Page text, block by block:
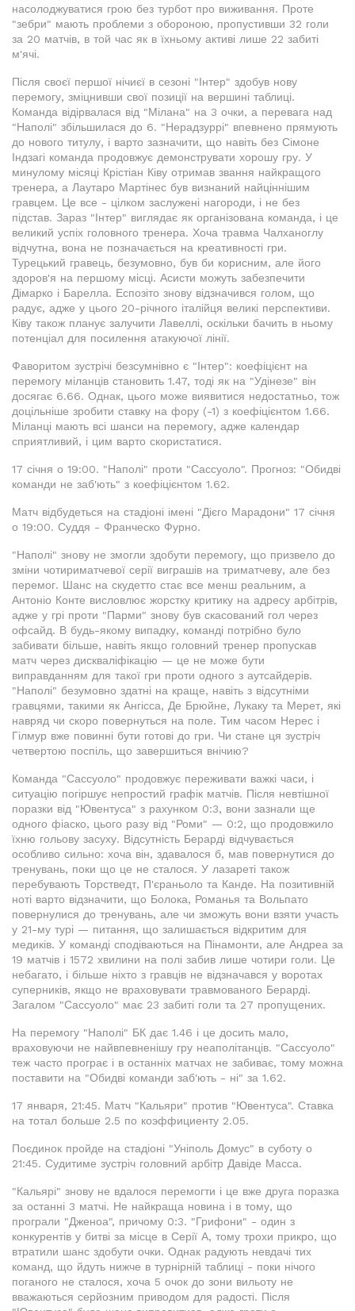
насолоджуватися грою без турбот про виживання. Проте
"зебри" мають проблеми з обороною, пропустивши 32 голи
за 20 матчів, в той час як в їхньому активі лише 22 забиті
м'ячі.
Після своєї першої нічиєї в сезоні "Інтер" здобув нову
перемогу, зміцнивши свої позиції на вершині таблиці.
Команда відірвалася від "Мілана" на 3 очки, а перевага над
"Наполі" збільшилася до 6. "Нерадзуррі" впевнено прямують
до нового титулу, і варто зазначити, що навіть без Сімоне
Індзагі команда продовжує демонструвати хорошу гру. У
минулому місяці Крістіан Ківу отримав звання найкращого
тренера, а Лаутаро Мартінес був визнаний найціннішим
гравцем. Це все - цілком заслужені нагороди, і не без
підстав. Зараз "Інтер" виглядає як організована команда, і це
великий успіх головного тренера. Хоча травма Чалханоглу
відчутна, вона не позначається на креативності гри.
Турецький гравець, безумовно, був би корисним, але його
здоров'я на першому місці. Асисти можуть забезпечити
Дімарко і Барелла. Еспозіто знову відзначився голом, що
радує, адже у цього 20-річного італійця великі перспективи.
Ківу також планує залучити Лавеллі, оскільки бачить в ньому
потенціал для посилення атакуючої лінії.
Фаворитом зустрічі безсумнівно є "Інтер": коефіцієнт на
перемогу міланців становить 1.47, тоді як на "Удінезе" він
досягає 6.66. Однак, цього може виявитися недостатньо, тож
доцільніше зробити ставку на фору (-1) з коефіцієнтом 1.66.
Міланці мають всі шанси на перемогу, адже календар
сприятливий, і цим варто скористатися.
17 січня о 19:00. "Наполі" проти "Сассуоло". Прогноз: "Обидві
команди не заб'ють" з коефіцієнтом 1.62.
Матч відбудеться на стадіоні імені "Дієго Марадони" 17 січня
о 19:00. Суддя - Франческо Фурно.
"Наполі" знову не змогли здобути перемогу, що призвело до
зміни чотириматчевої серії виграшів на триматчеву, але без
перемог. Шанс на скудетто стає все менш реальним, а
Антоніо Конте висловлює жорстку критику на адресу арбітрів,
адже у грі проти "Парми" знову був скасований гол через
офсайд. В будь-якому випадку, команді потрібно було
забивати більше, навіть якщо головний тренер пропускав
матч через дискваліфікацію — це не може бути
виправданням для такої гри проти одного з аутсайдерів.
"Наполі" безумовно здатні на краще, навіть з відсутніми
гравцями, такими як Ангісса, Де Брюйне, Лукаку та Мерет, які
навряд чи скоро повернуться на поле. Тим часом Нерес і
Гілмур вже повинні бути готові до гри. Чи стане ця зустріч
четвертою поспіль, що завершиться внічию?
Команда "Сассуоло" продовжує переживати важкі часи, і
ситуацію погіршує непростий графік матчів. Після невтішної
поразки від "Ювентуса" з рахунком 0:3, вони зазнали ще
одного фіаско, цього разу від "Роми" — 0:2, що продовжило
їхню гольову засуху. Відсутність Берарді відчувається
особливо сильно: хоча він, здавалося б, мав повернутися до
тренувань, поки що це не сталося. У лазареті також
перебувають Торстведт, П'єраньоло та Канде. На позитивній
ноті варто відзначити, що Болока, Романья та Вольпато
повернулися до тренувань, але чи зможуть вони взяти участь
у 21-му турі — питання, що залишається відкритим для
медиків. У команді сподіваються на Пінамонти, але Андреа за
19 матчів і 1572 хвилини на полі забив лише чотири голи. Це
небагато, і більше ніхто з гравців не відзначався у воротах
суперників, якщо не враховувати травмованого Берарді.
Загалом "Сассуоло" має 23 забиті голи та 27 пропущених.
На перемогу "Наполі" БК дає 1.46 і це досить мало,
враховуючи не найвпевненішу гру неаполітанців. "Сассуоло"
теж часто програє і в останніх матчах не забиває, тому можна
поставити на "Обидві команди заб'ють - ні" за 1.62.
17 января, 21:45. Матч "Кальяри" против "Ювентуса". Ставка
на тотал больше 2.5 по коэффициенту 2.05.
Поєдинок пройде на стадіоні "Уніполь Домус" в суботу о
21:45. Судитиме зустріч головний арбітр Давіде Масса.
"Кальярі" знову не вдалося перемогти і це вже друга поразка
за останні 3 матчі. Не найкраща новина і в тому, що
програли "Дженоа", причому 0:3. "Грифони" - один з
конкурентів у битві за місце в Серії А, тому трохи прикро, що
втратили шанс здобути очки. Однак радують невдачі тих
команд, що йдуть нижче в турнірній таблиці - поки нічого
поганого не сталося, хоча 5 очок до зони вильоту не
вважаються серйозним приводом для радості. Після